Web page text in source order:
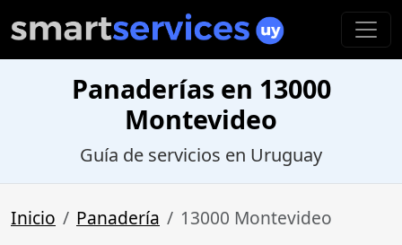
Panaderías en 13000
Montevideo
Guía de servicios en Uruguay
Inicio Panadería 13000 Montevideo